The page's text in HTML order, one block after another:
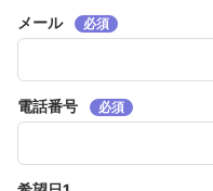
メール 必須
電話番号 必須